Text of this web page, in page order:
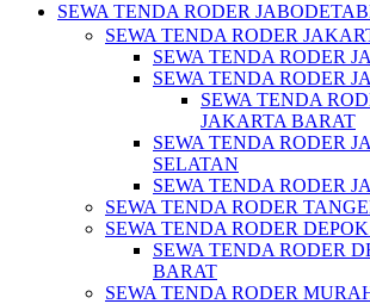
SEWA TENDA RODER
SEWA TENDA RODER
SEWA TENDA RODER
SEWA TENDA RODER
SEWA TENDA
JAKARTA BARAT
SEWA TENDA RODER
SELATAN
SEWA TENDA RODER
SEWA TENDA RODER
SEWA TENDA RODER
SEWA TENDA RODER
BARAT
SEWA TENDA RODER